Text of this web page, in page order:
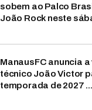
sobem ao Palco
João Rock neste
ManausFC anuncia
técnico João Victor
temporada de 2027 ...